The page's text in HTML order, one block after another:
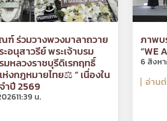
ฑ์ ร่วมวางพวงมาลาถวาย
อนุสาวรีย์ พระเจ้าบรม
มหลวงราชบุรีดิเรกฤทธิ์
งกฎหมายไทย⚖ ” เนื่องใน
ำปี 2569
11:39 น.
ภาพบ
“WE
6 สิงห
อ่าน